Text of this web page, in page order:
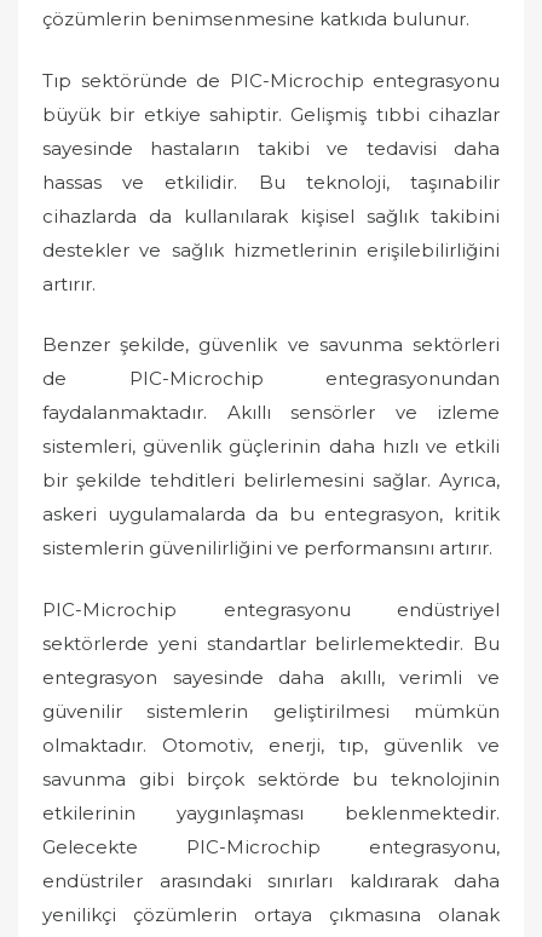
çözümlerin benimsenmesine katkıda bulunur.
Tıp sektöründe de PIC-Microchip entegrasyonu
büyük bir etkiye sahiptir. Gelişmiş tıbbi cihazlar
sayesinde hastaların takibi ve tedavisi daha
hassas ve etkilidir. Bu teknoloji, taşınabilir
cihazlarda da kullanılarak kişisel sağlık takibini
destekler ve sağlık hizmetlerinin erişilebilirliğini
artırır.
Benzer şekilde, güvenlik ve savunma sektörleri
de PIC-Microchip entegrasyonundan
faydalanmaktadır. Akıllı sensörler ve izleme
sistemleri, güvenlik güçlerinin daha hızlı ve etkili
bir şekilde tehditleri belirlemesini sağlar. Ayrıca,
askeri uygulamalarda da bu entegrasyon, kritik
sistemlerin güvenilirliğini ve performansını artırır.
PIC-Microchip entegrasyonu endüstriyel
sektörlerde yeni standartlar belirlemektedir. Bu
entegrasyon sayesinde daha akıllı, verimli ve
güvenilir sistemlerin geliştirilmesi mümkün
olmaktadır. Otomotiv, enerji, tıp, güvenlik ve
savunma gibi birçok sektörde bu teknolojinin
etkilerinin yaygınlaşması beklenmektedir.
Gelecekte PIC-Microchip entegrasyonu,
endüstriler arasındaki sınırları kaldırarak daha
yenilikçi çözümlerin ortaya çıkmasına olanak